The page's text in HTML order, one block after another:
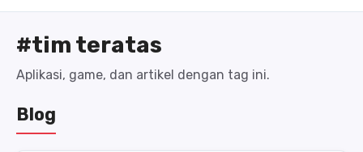
#tim teratas
Aplikasi, game, dan artikel dengan tag ini.
Blog